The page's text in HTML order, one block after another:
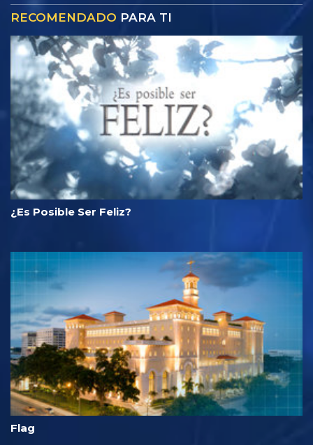
RECOMENDADO PARA TI
¿Es Posible Ser Feliz?
Flag